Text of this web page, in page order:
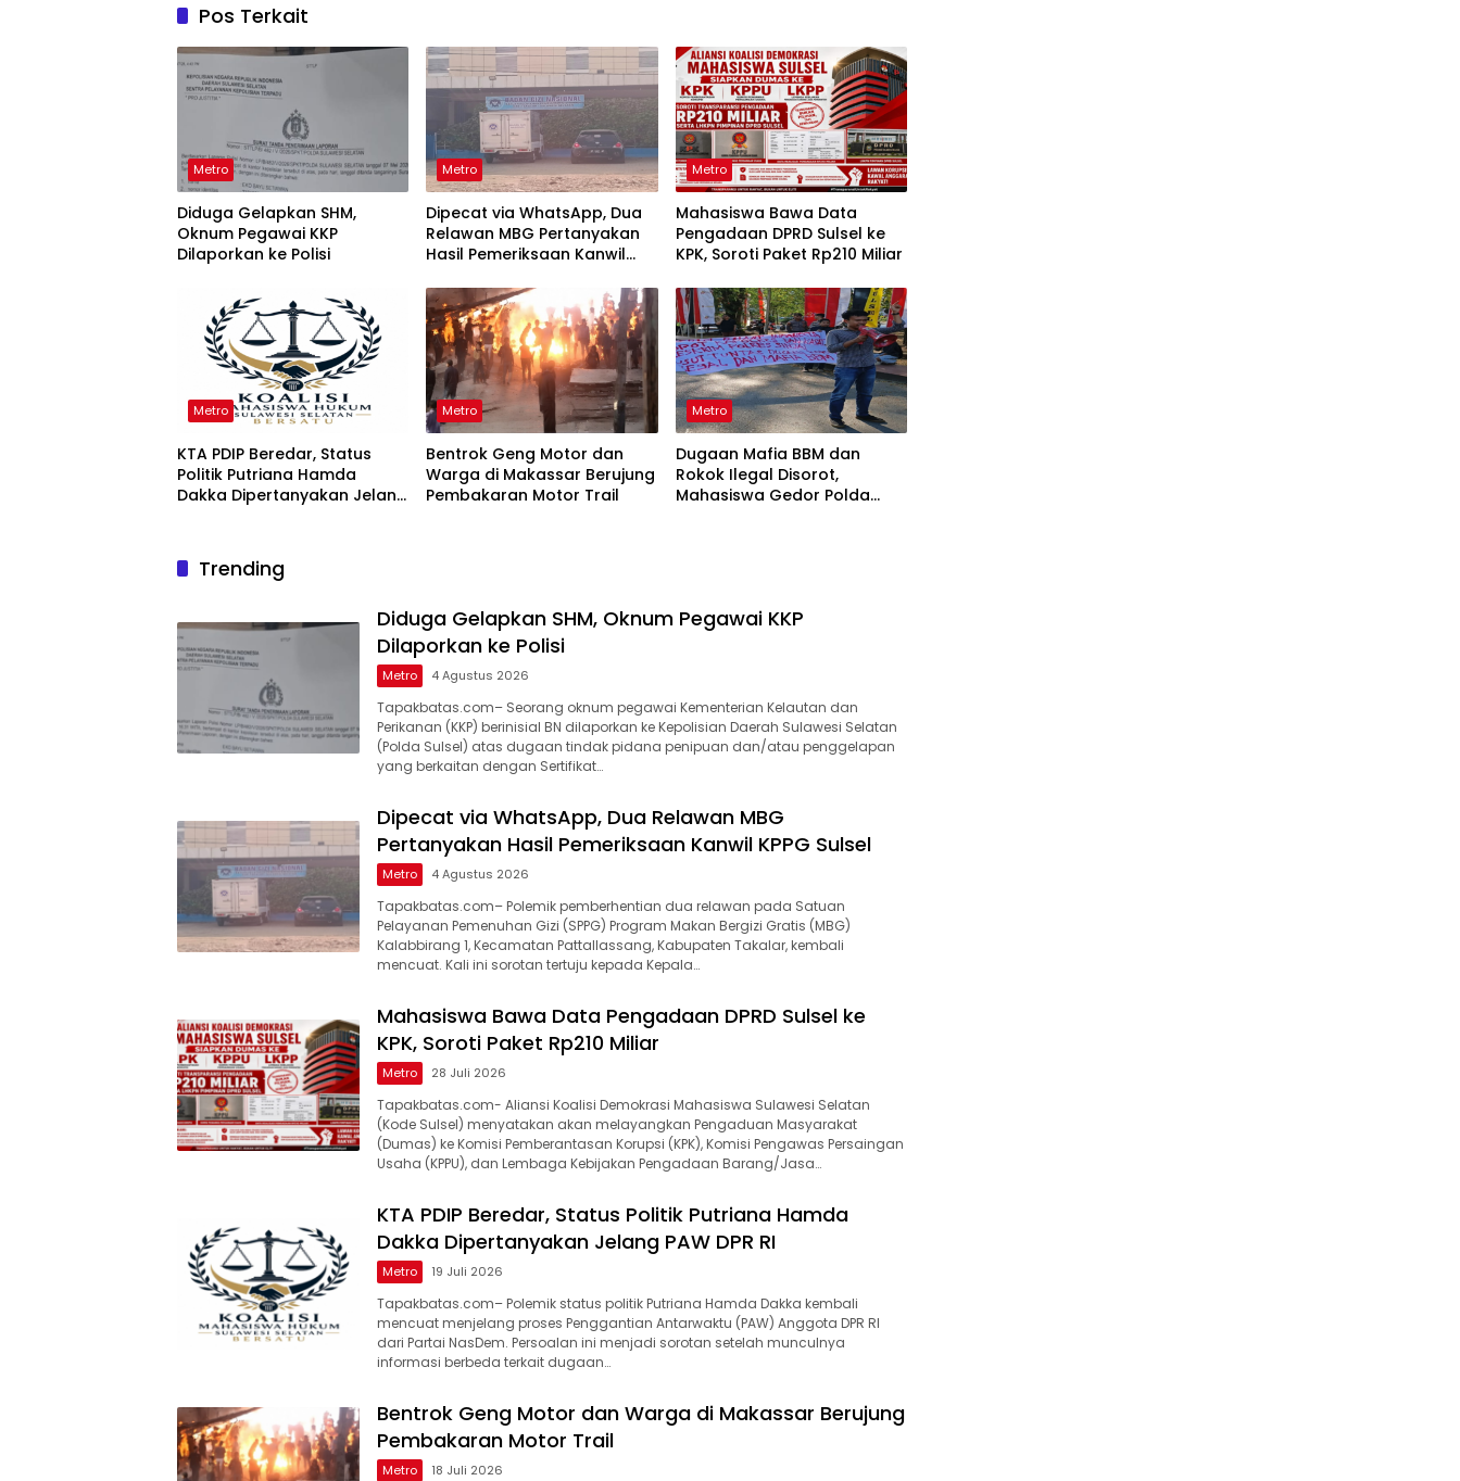
Pos Terkait
Metro
Diduga Gelapkan SHM,
Oknum Pegawai KKP
Dilaporkan ke Polisi
Metro
Dipecat via WhatsApp, Dua
Relawan MBG Pertanyakan
Hasil Pemeriksaan Kanwil
Metro
Mahasiswa Bawa Data
Pengadaan DPRD Sulsel ke
KPK, Soroti Paket Rp210 Miliar
Metro
KTA PDIP Beredar, Status
Politik Putriana Hamda
Dakka Dipertanyakan Jelang
Metro
Bentrok Geng Motor dan
Warga di Makassar Berujung
Pembakaran Motor Trail
Metro
Dugaan Mafia BBM dan
Rokok Ilegal Disorot,
Mahasiswa Gedor Polda
Trending
Diduga Gelapkan SHM, Oknum Pegawai KKP
Dilaporkan ke Polisi
Metro 4 Agustus 2026
Tapakbatas.com– Seorang oknum pegawai Kementerian Kelautan dan
Perikanan (KKP) berinisial BN dilaporkan ke Kepolisian Daerah Sulawesi Selatan
(Polda Sulsel) atas dugaan tindak pidana penipuan dan/atau penggelapan
yang berkaitan dengan Sertifikat…
Dipecat via WhatsApp, Dua Relawan MBG
Pertanyakan Hasil Pemeriksaan Kanwil KPPG Sulsel
Metro 4 Agustus 2026
Tapakbatas.com– Polemik pemberhentian dua relawan pada Satuan
Pelayanan Pemenuhan Gizi (SPPG) Program Makan Bergizi Gratis (MBG)
Kalabbirang 1, Kecamatan Pattallassang, Kabupaten Takalar, kembali
mencuat. Kali ini sorotan tertuju kepada Kepala…
Mahasiswa Bawa Data Pengadaan DPRD Sulsel ke
KPK, Soroti Paket Rp210 Miliar
Metro 28 Juli 2026
Tapakbatas.com- Aliansi Koalisi Demokrasi Mahasiswa Sulawesi Selatan
(Kode Sulsel) menyatakan akan melayangkan Pengaduan Masyarakat
(Dumas) ke Komisi Pemberantasan Korupsi (KPK), Komisi Pengawas Persaingan
Usaha (KPPU), dan Lembaga Kebijakan Pengadaan Barang/Jasa…
KTA PDIP Beredar, Status Politik Putriana Hamda
Dakka Dipertanyakan Jelang PAW DPR RI
Metro 19 Juli 2026
Tapakbatas.com– Polemik status politik Putriana Hamda Dakka kembali
mencuat menjelang proses Penggantian Antarwaktu (PAW) Anggota DPR RI
dari Partai NasDem. Persoalan ini menjadi sorotan setelah munculnya
informasi berbeda terkait dugaan…
Bentrok Geng Motor dan Warga di Makassar Berujung
Pembakaran Motor Trail
Metro 18 Juli 2026